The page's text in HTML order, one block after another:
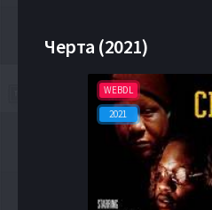
Черта (2021)
WEBDL
2021